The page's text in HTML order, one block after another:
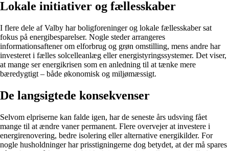
Lokale initiativer og fællesskaber
I flere dele af Valby har boligforeninger og lokale fællesskaber sat
fokus på energibesparelser. Nogle steder arrangeres
informationsaftener om elforbrug og grøn omstilling, mens andre har
investeret i fælles solcelleanlæg eller energistyringssystemer. Det viser,
at mange ser energikrisen som en anledning til at tænke mere
bæredygtigt – både økonomisk og miljømæssigt.
De langsigtede konsekvenser
Selvom elpriserne kan falde igen, har de seneste års udsving fået
mange til at ændre vaner permanent. Flere overvejer at investere i
energirenovering, bedre isolering eller alternative energikilder. For
nogle husholdninger har prisstigningerne dog betydet, at der må spares